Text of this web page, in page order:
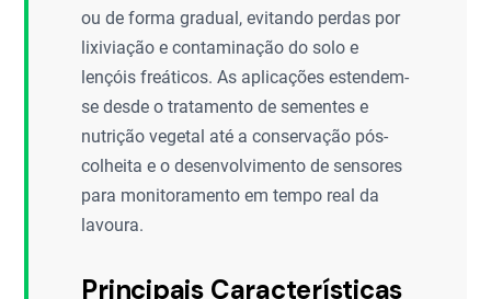
ou de forma gradual, evitando perdas por
lixiviação e contaminação do solo e
lençóis freáticos. As aplicações estendem-
se desde o tratamento de sementes e
nutrição vegetal até a conservação pós-
colheita e o desenvolvimento de sensores
para monitoramento em tempo real da
lavoura.
Principais Características